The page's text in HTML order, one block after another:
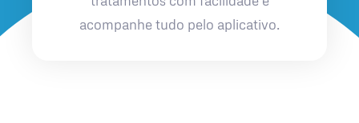
acompanhe tudo pelo aplicativo.